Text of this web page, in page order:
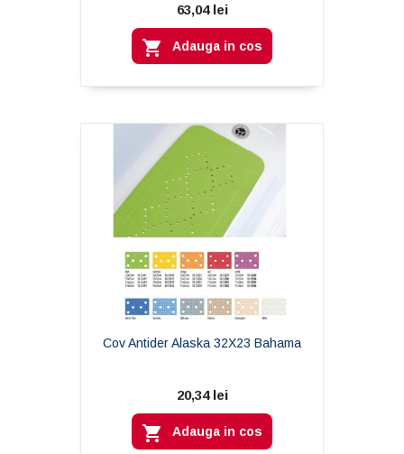
63,04 lei
 Adauga in cos
Cov Antider Alaska 32X23 Bahama
20,34 lei
 Adauga in cos